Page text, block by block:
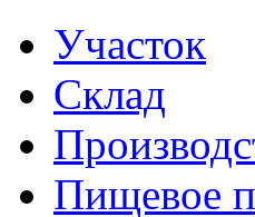
Участок
Склад
Пищевое